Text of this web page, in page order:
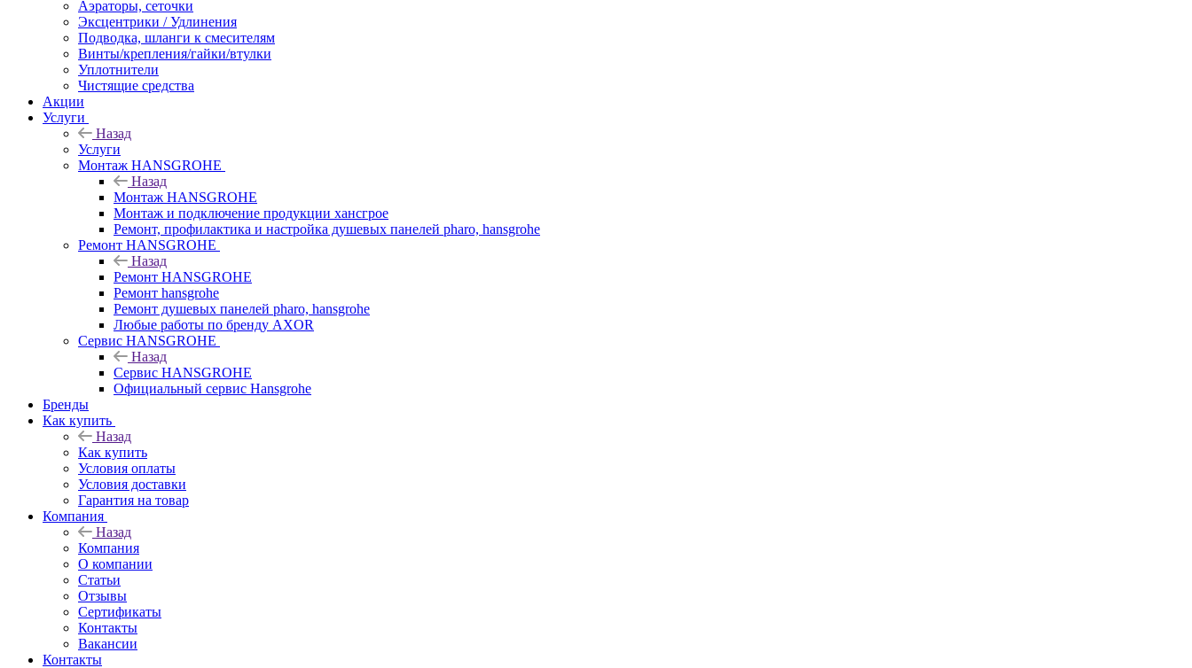
Аэраторы, сеточки
Эксцентрики / Удлинения
Подводка, шланги к смесителям
Винты/крепления/гайки/втулки
Уплотнители
Чистящие средства
Акции
Услуги
Назад
Услуги
Монтаж HANSGROHE
Назад
Монтаж HANSGROHE
Монтаж и подключение продукции хансгрое
Ремонт, профилактика и настройка душевых панелей pharo, hansgrohe
Ремонт HANSGROHE
Назад
Ремонт HANSGROHE
Ремонт hansgrohe
Ремонт душевых панелей pharo, hansgrohe
Любые работы по бренду AXOR
Сервис HANSGROHE
Назад
Сервис HANSGROHE
Официальный сервис Hansgrohe
Бренды
Как купить
Назад
Как купить
Условия оплаты
Условия доставки
Гарантия на товар
Компания
Назад
Компания
О компании
Статьи
Отзывы
Сертификаты
Контакты
Вакансии
Контакты